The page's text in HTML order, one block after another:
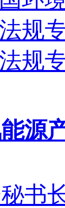
规
规
源
书